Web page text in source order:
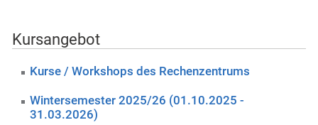
Kursangebot
Kurse / Workshops des Rechenzentrums
Wintersemester 2025/26 (01.10.2025 -
31.03.2026)